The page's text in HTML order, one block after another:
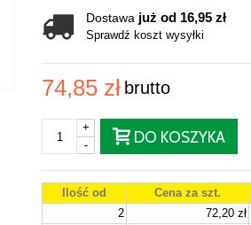
Dostawa już od 16,95 zł
Sprawdź koszt wysyłki
74,85 zł brutto
-
+
DO KOSZYKA
Ilość od Cena za szt.
2
72,20 zł